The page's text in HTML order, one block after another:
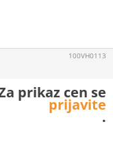
100VH0113
prikaz cen se
prijavite
.